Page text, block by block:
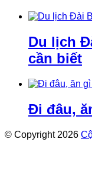
Du lịch
cần biết
Đi đâu,
© Copyright 2026